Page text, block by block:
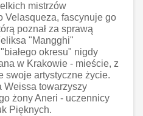
mistrzów
Velasqueza, fascynuje go
poznał za sprawą
"Mangghi"
okresu" nigdy
w Krakowie - mieście, z
swoje artystyczne życie.
Weissa towarzyszy
żony Aneri - uczennicy
Pięknych.